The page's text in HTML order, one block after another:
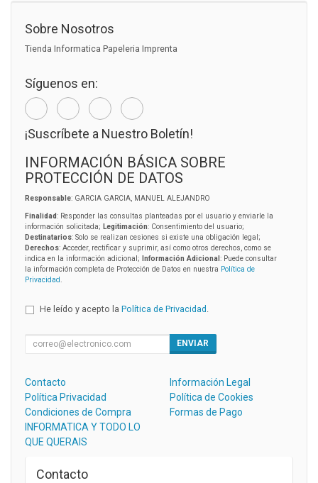
Sobre Nosotros
Tienda Informatica Papeleria Imprenta
Síguenos en:
¡Suscríbete a Nuestro Boletín!
INFORMACIÓN BÁSICA SOBRE
PROTECCIÓN DE DATOS
Responsable: GARCIA GARCIA, MANUEL ALEJANDRO
Finalidad: Responder las consultas planteadas por el usuario y enviarle la
información solicitada; Legitimación: Consentimiento del usuario;
Destinatarios: Solo se realizan cesiones si existe una obligación legal;
Derechos: Acceder, rectificar y suprimir, así como otros derechos, como se
indica en la información adicional;
Información Adicional : Puede consultar
la información completa de Protección de Datos en nuestra Política de
Privacidad
He leído y acepto la Política de Privacidad
ENVIAR
Contacto
Información Legal
Política Privacidad
Política de Cookies
Condiciones de Compra
Formas de Pago
INFORMATICA Y TODO LO
QUE QUERAIS
Contacto